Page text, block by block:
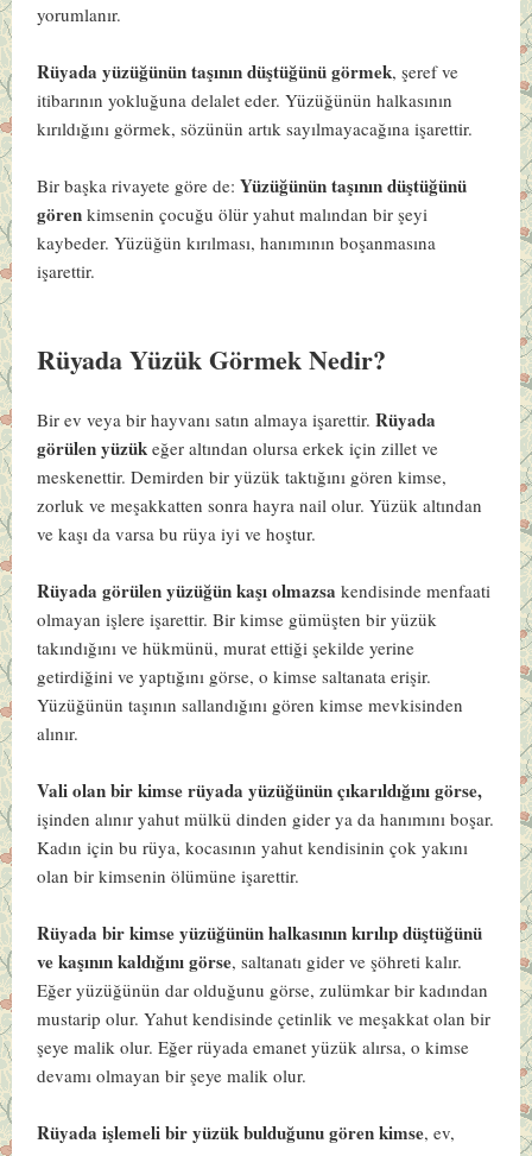
yorumlanır.
Rüyada yüzüğünün taşının düştüğünü görmek, şeref ve
itibarının yokluğuna delalet eder. Yüzüğünün halkasının
kırıldığını görmek, sözünün artık sayılmayacağına işarettir.
Bir başka rivayete göre de:Yüzüğünün taşının düştüğünü
gören kimsenin çocuğu ölür yahut malından bir şeyi
kaybeder. Yüzüğün kırılması, hanımının boşanmasına
işarettir.
Rüyada Yüzük Görmek Nedir?
Bir ev veya bir hayvanı satın almaya işarettir.Rüyada
görülen yüzük eğer altından olursa erkek için zillet ve
meskenettir. Demirden bir yüzük taktığını gören kimse,
zorluk ve meşakkatten sonra hayra nail olur. Yüzük altından
ve kaşı da varsa bu rüya iyi ve hoştur.
Rüyada görülen yüzüğün kaşı olmazsa kendisinde menfaati
olmayan işlere işarettir. Bir kimse gümüşten bir yüzük
takındığını ve hükmünü, murat ettiği şekilde yerine
getirdiğini ve yaptığını görse, o kimse saltanata erişir.
Yüzüğünün taşının sallandığını gören kimse mevkisinden
alınır.
Vali olan bir kimse rüyada yüzüğünün çıkarıldığını görse,
işinden alınır yahut mülkü dinden gider ya da hanımını boşar.
Kadın için bu rüya, kocasının yahut kendisinin çok yakını
olan bir kimsenin ölümüne işarettir.
Rüyada bir kimse yüzüğünün halkasının kırılıp düştüğünü
ve kaşının kaldığını görse, saltanatı gider ve şöhreti kalır.
Eğer yüzüğünün dar olduğunu görse, zulümkar bir kadından
mustarip olur. Yahut kendisinde çetinlik ve meşakkat olan bir
şeye malik olur. Eğer rüyada emanet yüzük alırsa, o kimse
devamı olmayan bir şeye malik olur.
Rüyada işlemeli bir yüzük bulduğunu gören kimse, ev,